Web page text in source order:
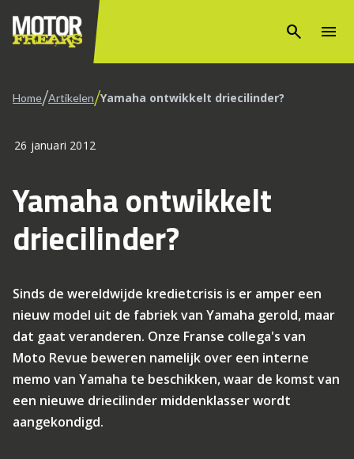
search menu
Home/Artikelen/Yamaha ontwikkelt driecilinder?
26 januari 2012
Yamaha ontwikkelt
driecilinder?
Sinds de wereldwijde kredietcrisis is er amper een
nieuw model uit de fabriek van Yamaha gerold, maar
dat gaat veranderen. Onze Franse collega's van
Moto Revue beweren namelijk over een interne
memo van Yamaha te beschikken, waar de komst van
een nieuwe driecilinder middenklasser wordt
aangekondigd.